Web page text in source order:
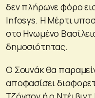
δεν πλήρωνε φόρο
Infosys. Η Μέρτι
στο Ηνωμένο
δημοσιότητας.
Ο Σουνάκ θα
αποφασίσει